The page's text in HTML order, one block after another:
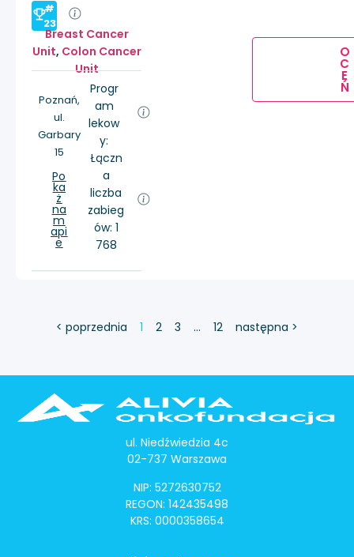
#
23
Breast Cancer
Unit, Colon Cancer
Unit
Poznań,
ul.
Garbary
15
Po
ka
ż
na
m
api
e
Progr
am
lekow
y:
Łączn
a
liczba
zabieg
ów: 1
768
O
C
E
Ń
< poprzednia 1 2 3 … 12 następna >
ul. Niedźwiedzia 4c
02-737 Warszawa
NIP: 5272630752
REGON: 142435498
KRS: 0000358654